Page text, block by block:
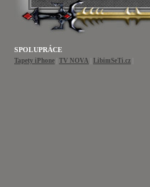
SPOLUPRÁCE
Tapety iPhone TV NOVA LibimSeTi.cz